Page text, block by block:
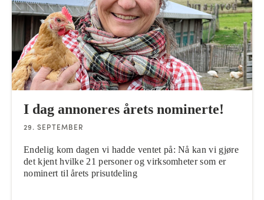
I dag annoneres årets nominerte!
29. SEPTEMBER
Endelig kom dagen vi hadde ventet på: Nå kan vi gjøre
det kjent hvilke 21 personer og virksomheter som er
nominert til årets prisutdeling